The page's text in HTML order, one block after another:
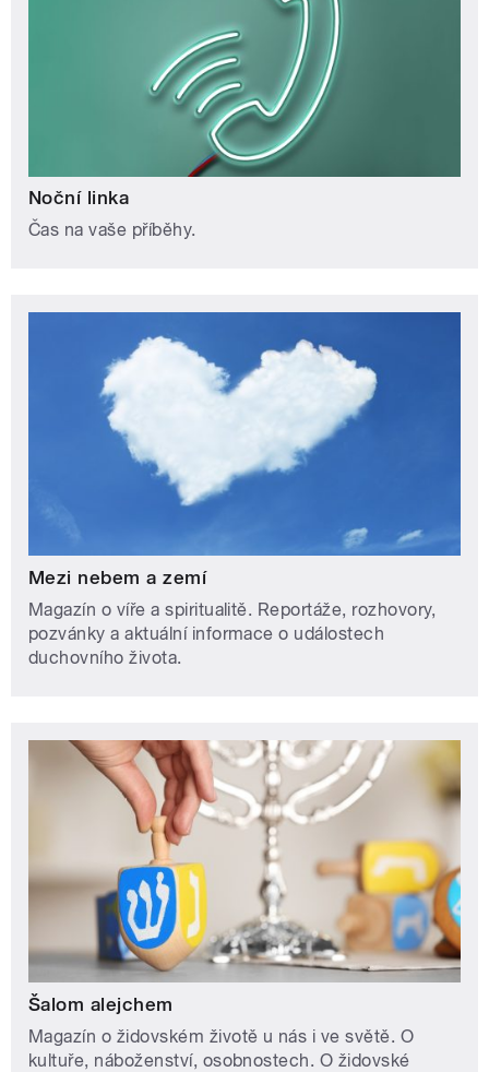
Noční linka
Čas na vaše příběhy.
Mezi nebem a zemí
Magazín o víře a spiritualitě. Reportáže, rozhovory,
pozvánky a aktuální informace o událostech
duchovního života.
Šalom alejchem
Magazín o židovském životě u nás i ve světě. O
kultuře, náboženství, osobnostech. O židovské